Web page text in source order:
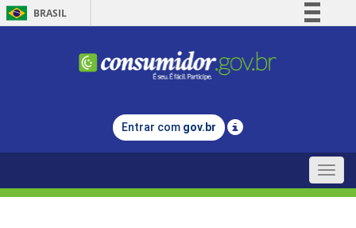
BRASIL
Comunica BR
Legislação
Entrar com gov.br
Toggle